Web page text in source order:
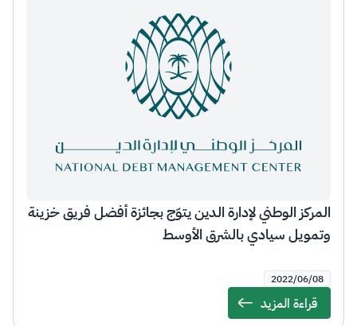
المركز الوطني لإدارة الدين يتوّج بجائزة أفضل فريق خزينة
وتمويل سيادي بالشرق الأوسط
2022/06/08
قراءة المزيد
Details